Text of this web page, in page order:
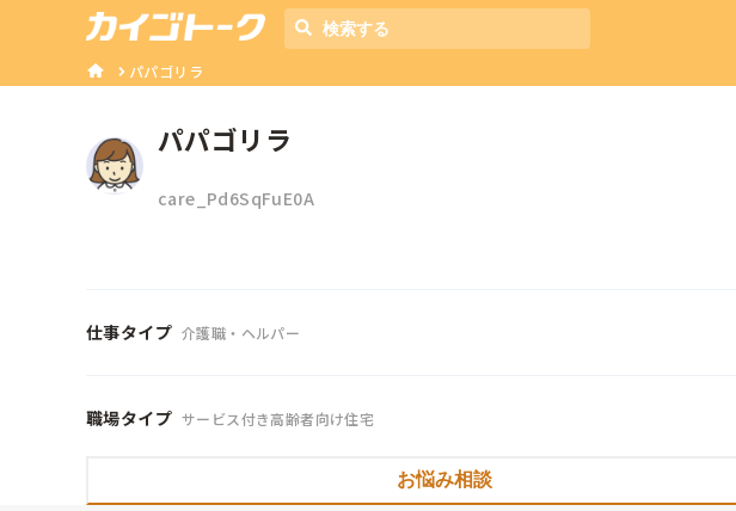
パパゴリラ
パパゴリラ
care_Pd6SqFuE0A
仕事タイプ 介護職・ヘルパー
職場タイプ サービス付き高齢者向け住宅
お悩み相談